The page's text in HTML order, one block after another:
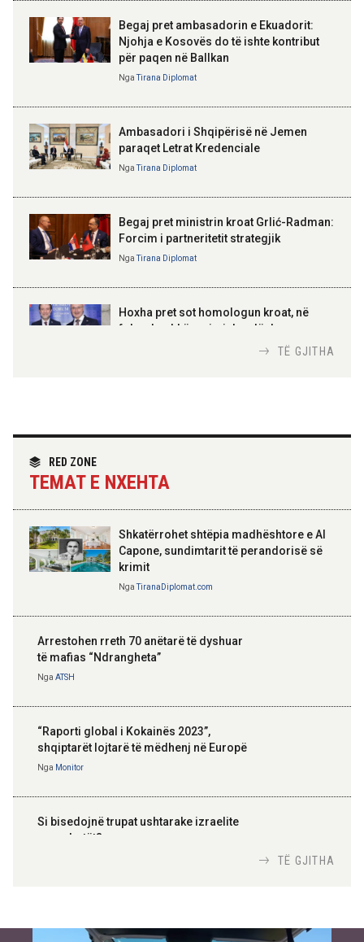
Trump për siguri të përbashkët
09:19 08-08-2026
Peizazhe magjike nga lumi Vjosa
Kosovë!
100-vjetori i themelimit të
Urdhrit të Skënderbeut
Begaj pret ambasadorin e Ekuadorit:
Njohja e Kosovës do të ishte kontribut
për paqen në Ballkan
NgaTirana Diplomat
Ambasadori i Shqipërisë në Jemen
paraqet Letrat Kredenciale
NgaTirana Diplomat
Begaj pret ministrin kroat Grlić-Radman:
Forcim i partneritetit strategjik
NgaTirana Diplomat
Hoxha pret sot homologun kroat, në
fokus bashkëpunimi dypalësh
partneritetit strategjik
TË GJITHA
RED ZONE
TEMAT E NXEHTA
Shkatërrohet shtëpia madhështore e Al
Capone, sundimtarit të perandorisë së
krimit
NgaTiranaDiplomat.com
Arrestohen rreth 70 anëtarë të dyshuar
të mafias “Ndrangheta”
Nga ATSH
“Raporti global i Kokainës 2023”,
shqiptarët lojtarë të mëdhenj në Europë
Nga Monitor
Si bisedojnë trupat ushtarake izraelite
me robotët?
inteligjente izraelite
TË GJITHA